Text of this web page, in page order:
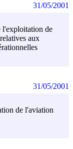
l'exploitation de
aux
31/05/2001
de l'aviation
31/05/2001